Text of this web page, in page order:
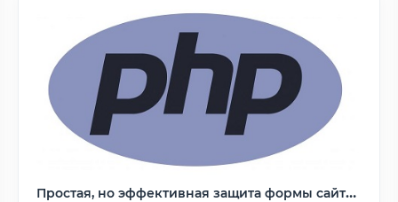
Простая, но эффективная защита формы сайта от спама, без капчи. Средствами HTML, PHP, CSS